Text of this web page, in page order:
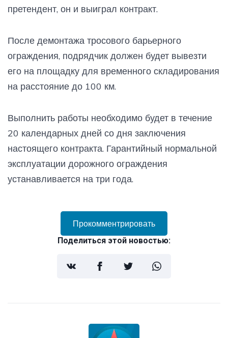
претендент, он и выиграл контракт.
После демонтажа тросового барьерного
ограждения, подрядчик должен будет вывезти
его на площадку для временного складирования
на расстояние до 100 км.
Выполнить работы необходимо будет в течение
20 календарных дней со дня заключения
настоящего контракта. Гарантийный нормальной
эксплуатации дорожного ограждения
устанавливается на три года.
Прокомментрировать
Поделиться этой новостью: